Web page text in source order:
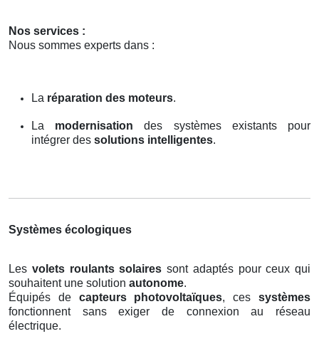
Nos services :
Nous sommes experts dans :
La réparation des moteurs.
La modernisation des systèmes existants pour
intégrer des solutions intelligentes.
Systèmes écologiques
Les volets roulants solaires sont adaptés pour ceux qui
souhaitent une solution autonome.
Équipés de capteurs photovoltaïques, cessystèmes
fonctionnent sans exiger de connexion au réseau
électrique.